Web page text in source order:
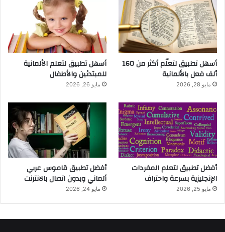
أسهل تطبيق لتعلّم أكثر من 160
ألف فعل بالألمانية
مايو 28, 2026
أسهل تطبيق لتعلم الألمانية
للمبتدئين والأطفال
مايو 26, 2026
أفضل تطبيق لتعلم المفردات
الإنجليزية بسرعة واحتراف
مايو 25, 2026
أفضل تطبيق قاموس عربي
ألماني وبدون اتصال بالانترنت
مايو 24, 2026